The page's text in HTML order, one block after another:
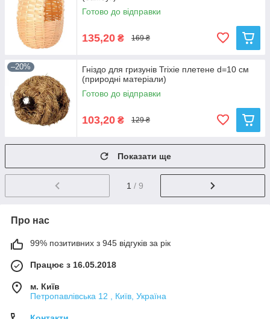
Готово до відправки
135,20 ₴ 169 ₴
–20%
Гніздо для гризунів Trixie плетене d=10 см
(природні матеріали)
Готово до відправки
103,20 ₴ 129 ₴
Показати ще
1 / 9
Про нас
99% позитивних з 945 відгуків за рік
Працює з 16.05.2018
м. Київ
Петропавлівська 12 , Київ, Україна